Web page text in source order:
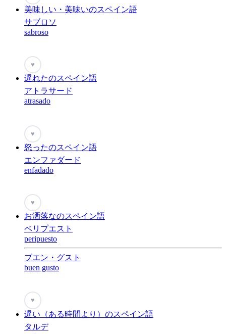
美味しい・美味いのスペイン語
サブロソ
sabroso
♥
遅れたのスペイン語
アトラサード
atrasado
♥
怒ったのスペイン語
エンファダード
enfadado
♥
お洒落なのスペイン語
ペリプエスト
peripuesto
ブエン・グスト
buen gusto
♥
遅い（ある時間より）のスペイン語
タルデ